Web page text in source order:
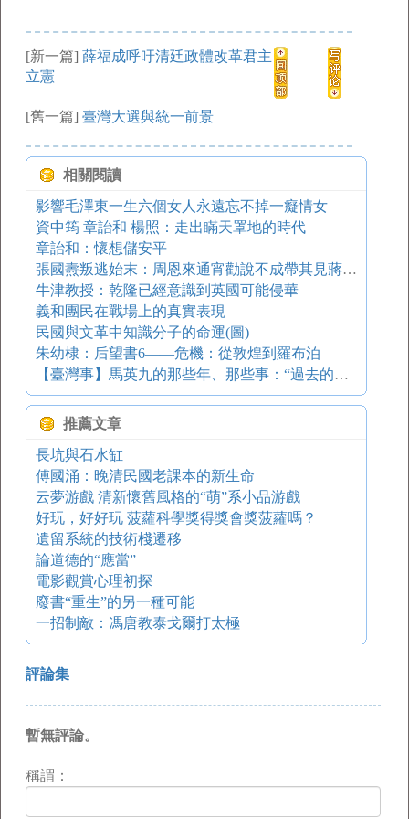
[新一篇] 薛福成呼吁清廷政體改革君主
立憲
[舊一篇] 臺灣大選與統一前景
相關閱讀
影響毛澤東一生六個女人永遠忘不掉一癡情女
資中筠 章詒和 楊照：走出瞞天罩地的時代
章詒和：懷想儲安平
張國燾叛逃始末：周恩來通宵勸說不成帶其見蔣介石
牛津教授：乾隆已經意識到英國可能侵華
義和團民在戰場上的真實表現
民國與文革中知識分子的命運(圖)
朱幼棣：后望書6——危機：從敦煌到羅布泊
【臺灣事】馬英九的那些年、那些事：“過去的挫折就別再回首…”
推薦文章
長坑與石水缸
傅國涌：晚清民國老課本的新生命
云夢游戲 清新懷舊風格的“萌”系小品游戲
好玩，好好玩 菠蘿科學獎得獎會獎菠蘿嗎？
遺留系統的技術棧遷移
論道德的“應當”
電影觀賞心理初探
廢書“重生”的另一種可能
一招制敵：馮唐教泰戈爾打太極
評論集
暫無評論。
稱謂：